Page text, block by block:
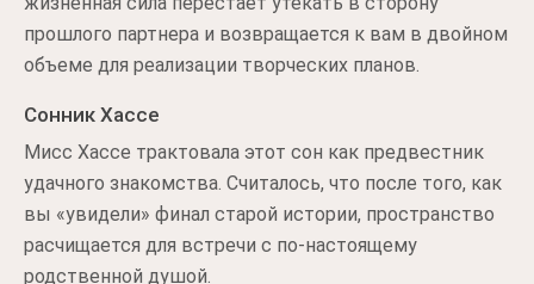
прошлого партнера и возвращается к вам в двойном
объеме для реализации творческих планов.
Сонник Хассе
Мисс Хассе трактовала этот сон как предвестник
удачного знакомства. Считалось, что после того, как
вы «увидели» финал старой истории, пространство
расчищается для встречи с по-настоящему
родственной душой.